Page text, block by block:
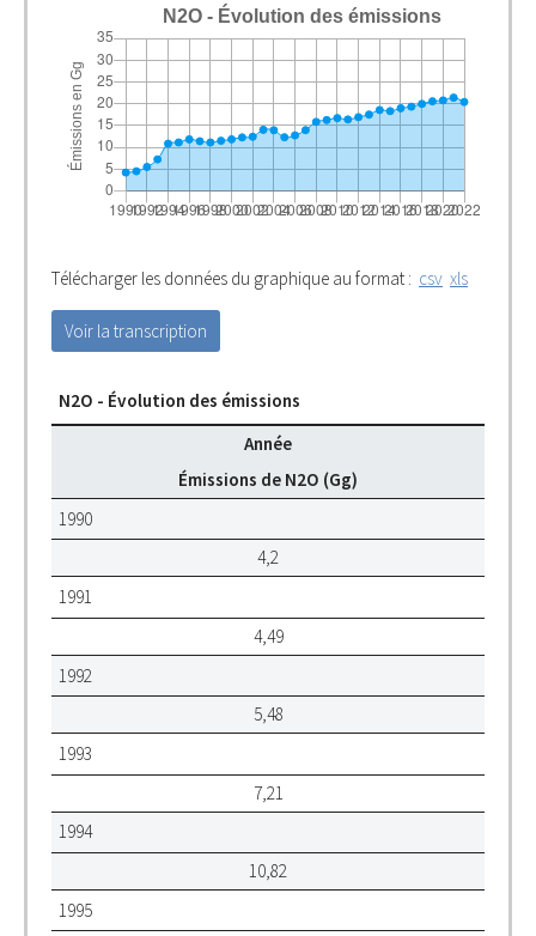
N2O - Évolution des émissions
Télécharger les données du graphique au format : csv xls
Voir la transcription
N2O - Évolution des émissions
Année
Émissions de N2O (Gg)
1990
4,2
1991
4,49
1992
5,48
1993
7,21
1994
10,82
1995